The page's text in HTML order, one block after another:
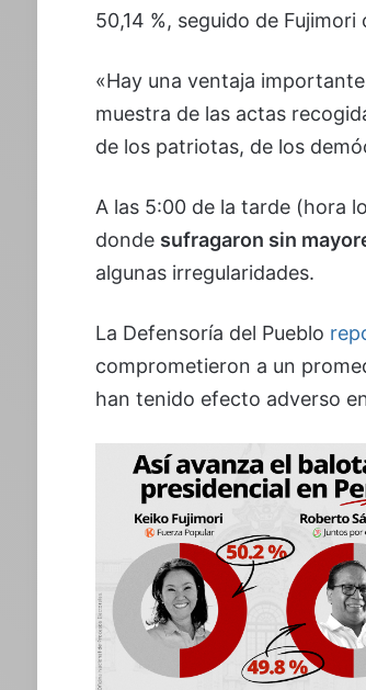
50,14 %, seguido de
«Hay una ventaja
muestra de las actas
de los patriotas, de los
A las 5:00 de la tarde (hora
donde sufragaron sin
algunas irregularidades.
La Defensoría del Pueblo
comprometieron a un
han tenido efecto adverso